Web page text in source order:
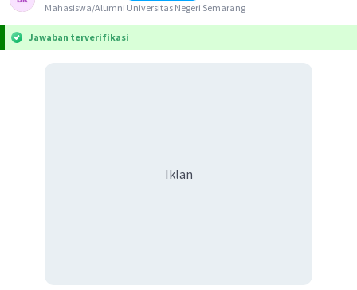
Mahasiswa/Alumni Universitas Negeri Semarang
Jawaban terverifikasi
Iklan